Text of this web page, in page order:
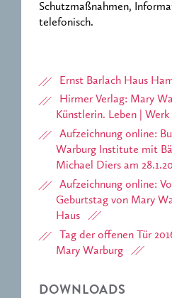
Schutzmaßnahmen,
telefonisch.
Ernst Barlach Haus
Hirmer Verlag: Mary
Künstlerin. Leben | Werk
Aufzeichnung online:
Warburg Institute mit
Michael Diers am
Aufzeichnung online:
Geburtstag von Mary
Haus
Tag der offenen Tür
Mary Warburg
DOWNLOADS